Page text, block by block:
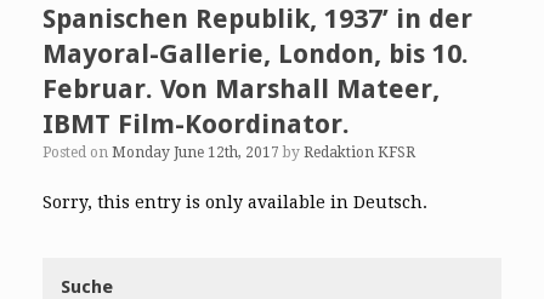
Spanischen Republik, 1937’ in der
Mayoral-Gallerie, London, bis 10.
Februar. Von Marshall Mateer,
IBMT Film-Koordinator.
Posted on Monday June 12th, 2017 by Redaktion KFSR
Sorry, this entry is only available in Deutsch.
Suche